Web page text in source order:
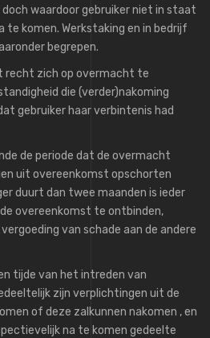
waardoor gebruiker niet in staat
te komen. Werkstaking en in bedrijf
begrepen.
recht zich op overmacht te
die (verder)nakoming
gebruiker haar verbintenis had
de periode dat de overmacht
uit overeenkomst opschorten
duurt dan twee maanden is ieder
overeenkomst te ontbinden,
van schade aan de andere
tijde van het intreden van
zijn verplichtingen uit de
of deze zalkunnen nakomen , en
na te komen gedeelte